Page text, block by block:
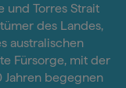
Torres Strait
des Landes,
australischen
Fürsorge, mit der
Jahren begegnen